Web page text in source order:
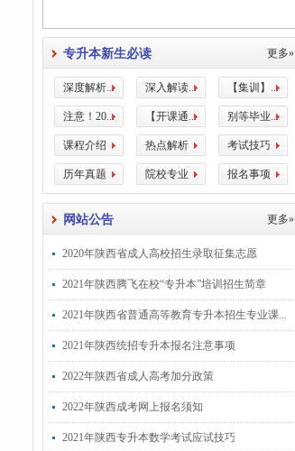
专升本新生必读 更多»
深度解析... 深入解读... 【集训】...
注意！20... 【开课通... 别等毕业...
课程介绍 热点解析 考试技巧
历年真题 院校专业 报名事项
网站公告 更多»
2020年陕西省成人高校招生录取征集志愿
2021年陕西腾飞在校“专升本”培训招生简章
2021年陕西省普通高等教育专升本招生专业课...
2021年陕西统招专升本报名注意事项
2022年陕西省成人高考加分政策
2022年陕西成考网上报名须知
2021年陕西专升本数学考试应试技巧